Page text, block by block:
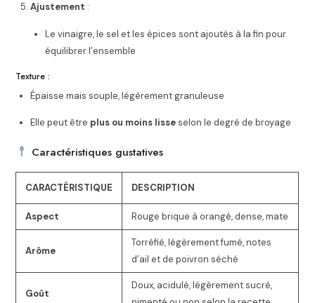
Ajustement :
Le vinaigre, le sel et les épices sont ajoutés à la fin pour
équilibrer l’ensemble
Texture :
Épaisse mais souple, légèrement granuleuse
Elle peut être plus ou moins lisseselon le degré de broyage
Caractéristiques gustatives
CARACTÉRISTIQUE DESCRIPTION
Aspect Rouge brique à orangé, dense, mate
Arôme
Torréfié, légèrement fumé, notes
d’ail et de poivron séché
Goût
Doux, acidulé, légèrement sucré,